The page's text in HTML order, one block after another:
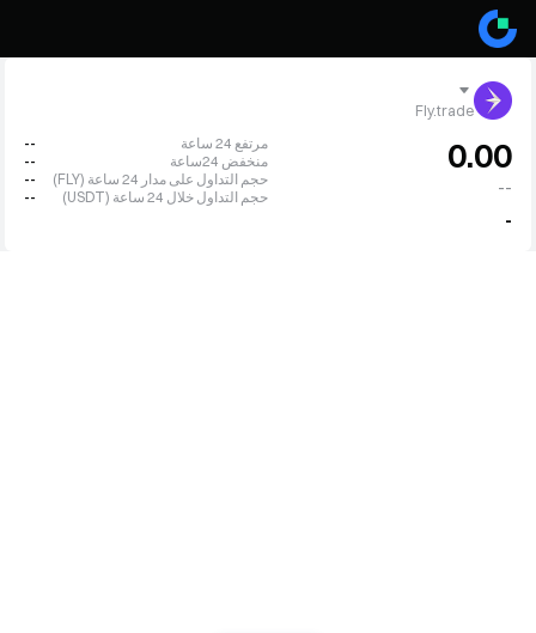
Fly.trade
0.00
--
-
مرتفع 24 ساعة
--
منخفض 24ساعة
--
حجم التداول على مدار 24 ساعة (FLY)
--
حجم التداول خلال 24 ساعة (USDT)
--